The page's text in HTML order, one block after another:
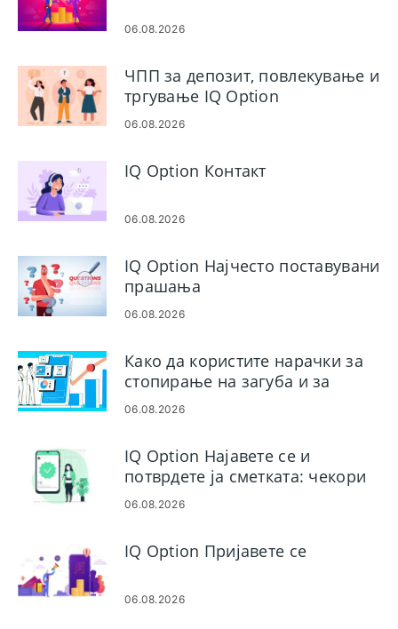
06.08.2026
ЧПП за депозит, повлекување и
тргување IQ Option
06.08.2026
IQ Option Контакт
06.08.2026
IQ Option Најчесто поставувани
прашања
06.08.2026
Како да користите нарачки за
стопирање на загуба и за
добивање профит во IQ Option
06.08.2026
IQ Option Најавете се и
потврдете ја сметката: чекори
и барања
06.08.2026
IQ Option Пријавете се
06.08.2026